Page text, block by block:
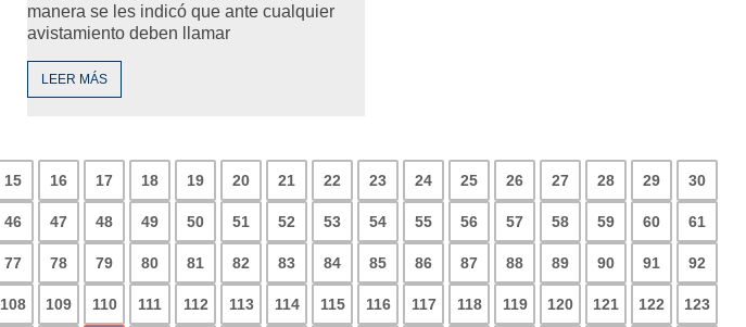
manera se les indicó que ante cualquier
avistamiento deben llamar
LEER MÁS
15 16 17 18 19 20 21 22 23 24 25 26 27 28 29 30
46 47 48 49 50 51 52 53 54 55 56 57 58 59 60 61
77 78 79 80 81 82 83 84 85 86 87 88 89 90 91 92
108 109 110 111 112 113 114 115 116 117 118 119 120 121 122 123